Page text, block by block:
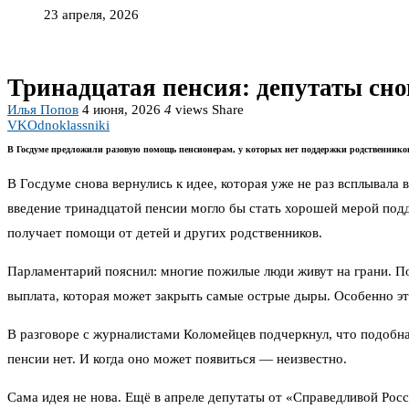
23 апреля, 2026
Тринадцатая пенсия: депутаты
Илья Попов 4 июня, 2026 4 views Share
VKOdnoklassniki
В Госдуме предложили разовую помощь пенсионерам, у которых нет поддержки
В Госдуме снова вернулись к идее, которая уже не раз
введение тринадцатой пенсии могло бы стать хорошей мерой
получает помощи от детей и других родственников.
Парламентарий пояснил: многие пожилые люди живут на грани.
выплата, которая может закрыть самые острые дыры. Особенно
В разговоре с журналистами Коломейцев подчеркнул, что
пенсии нет. И когда оно может появиться — неизвестно.
Сама идея не нова. Ещё в апреле депутаты от «Справедливой